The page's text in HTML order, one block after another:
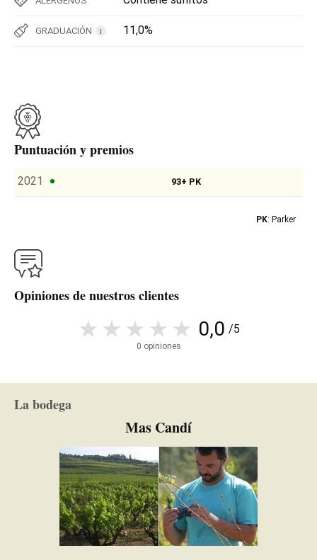
GRADUACIÓN i 11,0%
Puntuación y premios
2021 93+ PK
PK: Parker
Opiniones de nuestros clientes
0,0 /5
0 opiniones
La bodega
Mas Candí